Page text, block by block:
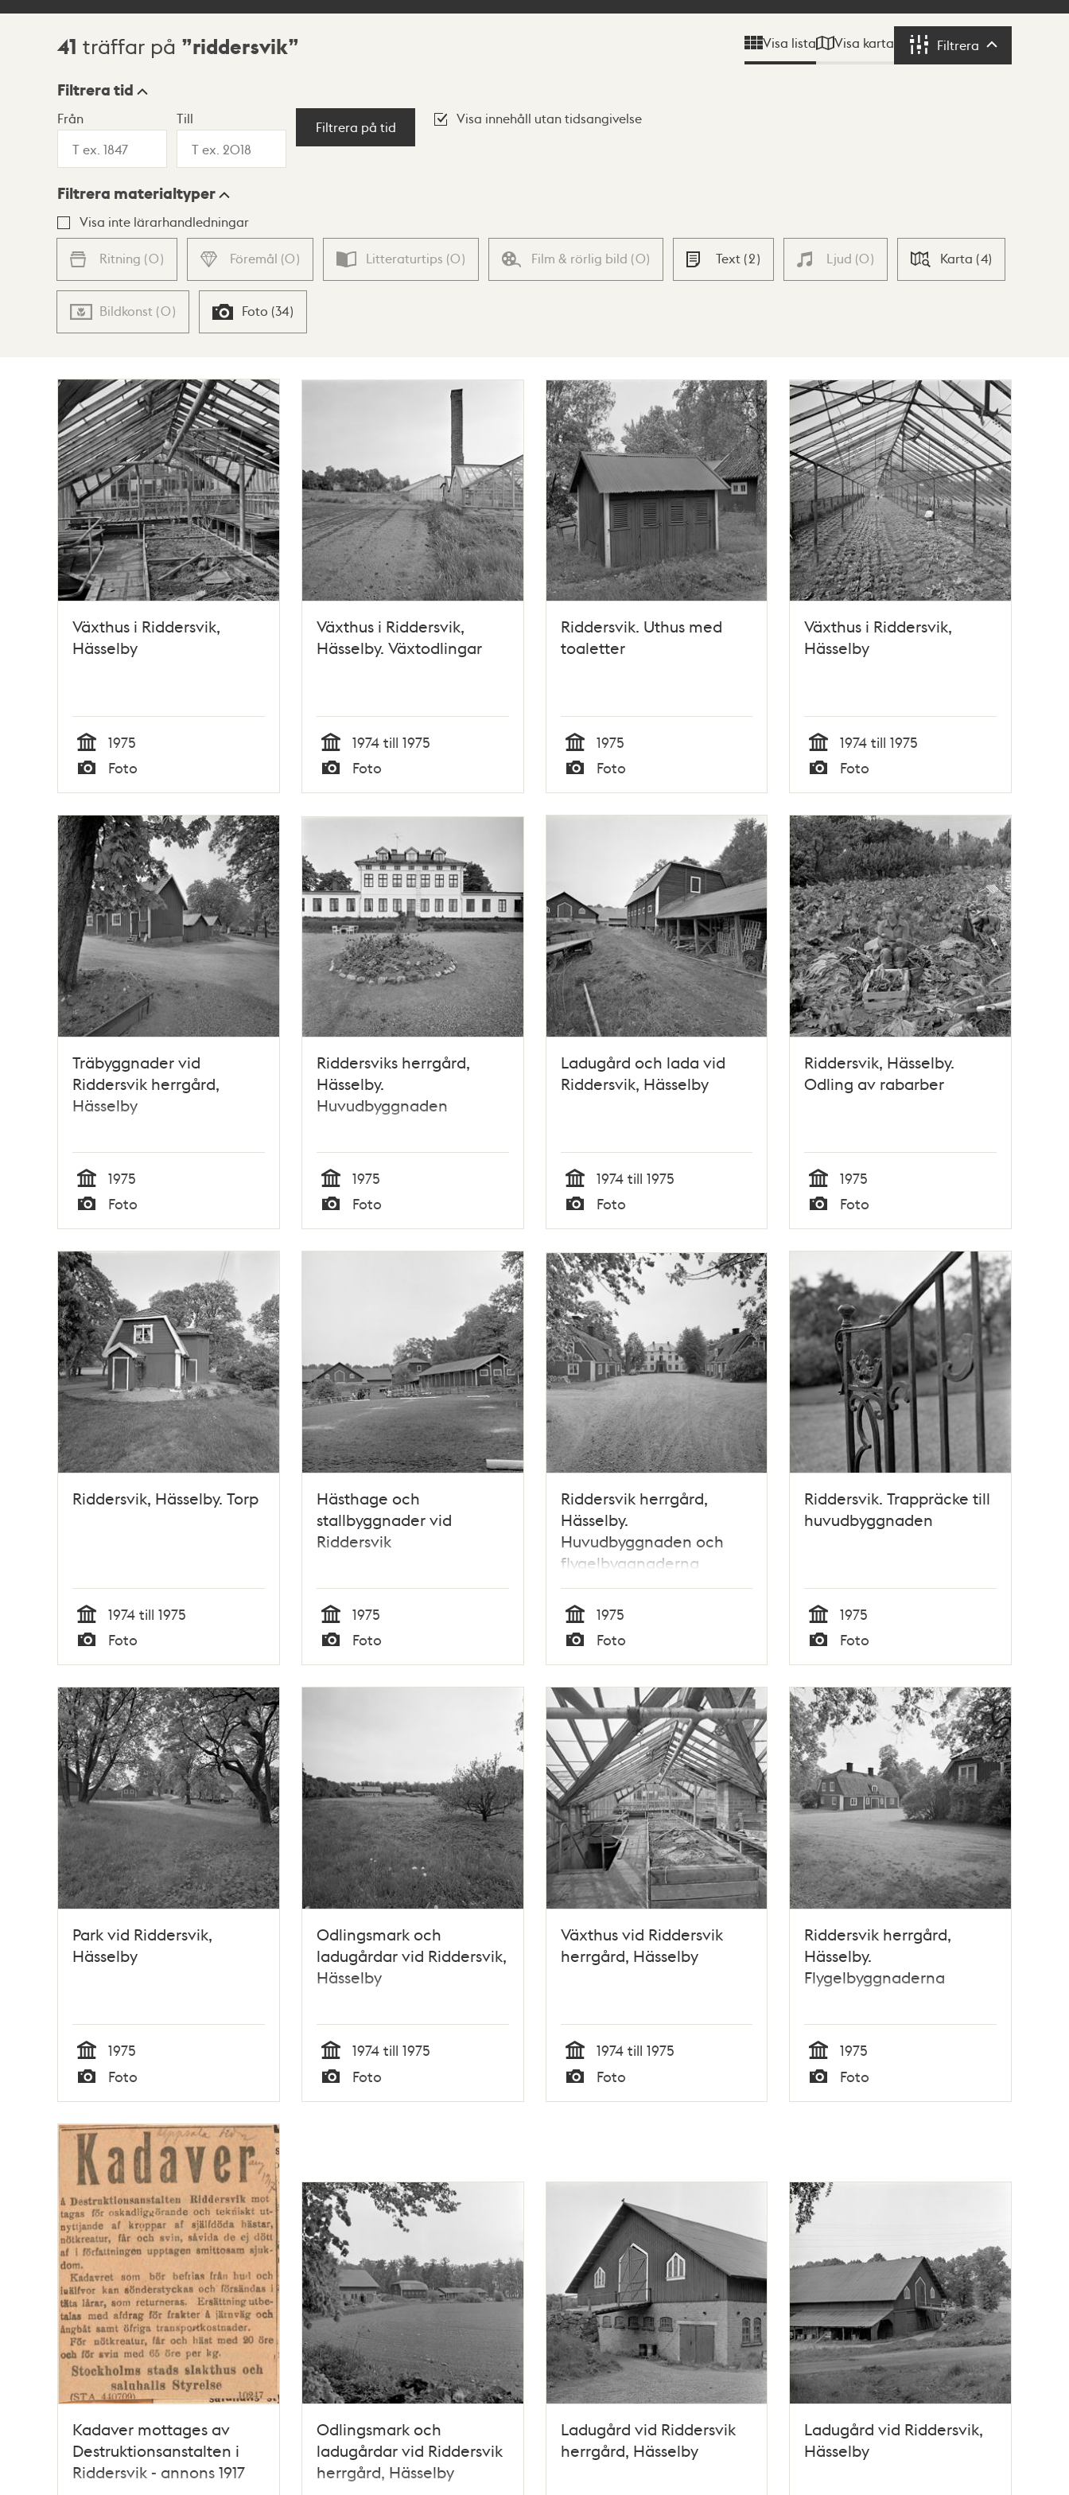
Sökresultat
41 träffar på riddersvik Visa lista Visa karta Filtrera Filtrera
Visningsläge
Lista Karta
Filtrera tid
Från Till
Filtrera på tid
Visa innehåll utan tidsangivelse
Filtrera materialtyper
Visa inte lärarhandledningar
Ritning (0) Föremål (0) Litteraturtips (0) Film & rörlig bild (0) Text (2) Ljud (0) Karta (4)
Bildkonst (0) Foto (34)
Växthus i Riddersvik,
Hässelby
Tid
1975
Typ
Foto
Växthus i Riddersvik,
Hässelby. Växtodlingar
Tid
1974 till 1975
Typ
Foto
Riddersvik. Uthus med
toaletter
Tid
1975
Typ
Foto
Växthus i Riddersvik,
Hässelby
Tid
1974 till 1975
Typ
Foto
Träbyggnader vid
Riddersvik herrgård,
Hässelby
Tid
1975
Typ
Foto
Riddersviks herrgård,
Hässelby.
Huvudbyggnaden
Tid
1975
Typ
Foto
Ladugård och lada vid
Riddersvik, Hässelby
Tid
1974 till 1975
Typ
Foto
Riddersvik, Hässelby.
Odling av rabarber
Tid
1975
Typ
Foto
Riddersvik, Hässelby. Torp
Tid
1974 till 1975
Typ
Foto
Hästhage och
stallbyggnader vid
Riddersvik
Tid
1975
Typ
Foto
Riddersvik herrgård,
Hässelby.
Huvudbyggnaden och
flygelbyggnaderna
Tid
1975
Typ
Foto
Riddersvik. Trappräcke till
huvudbyggnaden
Tid
1975
Typ
Foto
Park vid Riddersvik,
Hässelby
Tid
1975
Foto
Odlingsmark och
ladugårdar vid Riddersvik,
Hässelby
Tid
1974 till 1975
Foto
Växthus vid Riddersvik
herrgård, Hässelby
Tid
1974 till 1975
Foto
Riddersvik herrgård,
Hässelby.
Flygelbyggnaderna
Tid
1975
Foto
Kadaver mottages av
Destruktionsanstalten i
Riddersvik - annons 1917
Odlingsmark och
ladugårdar vid Riddersvik
herrgård, Hässelby
Ladugård vid Riddersvik
herrgård, Hässelby
Ladugård vid Riddersvik,
Hässelby